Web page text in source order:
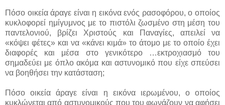
Πόσο οικεία άραγε είναι η εικόνα ενός ρασοφόρου, ο οποίος
κυκλοφορεί ημίγυμνος με το πιστόλι ζωσμένο στη μέση του
παντελονιού, βρίζει Χριστούς και Παναγίες, απειλεί να
«κόψει φέτες» και να «κάνει κιμά» το άτομο με το οποίο έχει
διαφορές και μέσα στο γενικότερο …εκτροχιασμό του
σημαδεύει με όπλο ακόμα και αστυνομικό που είχε σπεύσει
να βοηθήσει την κατάσταση;
Πόσο οικεία άραγε είναι η εικόνα ιερωμένου, ο οποίος
κυκλώνεται από αστυνομικούς που του φωνάζουν να αφήσει